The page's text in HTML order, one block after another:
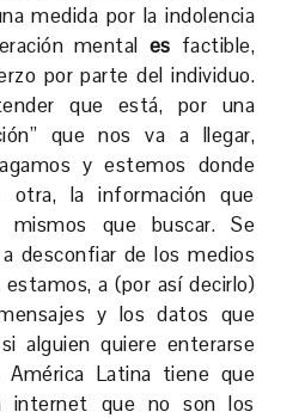
medida por la indolencia
mental es factible,
por parte del individuo.
que está, por una
que nos va a llegar,
y estemos donde
la información que
mismos que buscar. Se
desconfiar de los medios
a (por así decirlo)
y los datos que
alguien quiere enterarse
Latina tiene que
internet que no son los